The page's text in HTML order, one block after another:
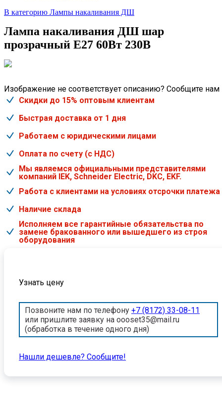
В категорию Лампы накаливания ДШ
Лампа накаливания ДШ шар
прозрачный E27 60Вт 230В
Изображение не соответствует описанию? Сообщите нам
Скидки до 15% оптовым клиентам
Быстрая доставка от 1 дня
Работаем с юридическими лицами
Оплата по счету (с НДС)
Мы являемся официальными представителями
компаний IEK, Schneider Electric, DKC, EKF.
Работа с клиентами на условиях отсрочки платежа
Наличие склада
Исполняем все гарантийные обязательства по
замене бракованного или вышедшего из строя
оборудования
Узнать цену
Позвоните нам по телефону +7 (8172) 33-08-11
или пришлите заявку на oooset35@mail.ru
(обработка в течение одного дня)
Нашли дешевле? Cообщите!